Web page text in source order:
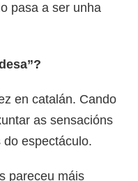
pasa a ser unha
en catalán. Cando
as sensacións
espectáculo.
pareceu máis